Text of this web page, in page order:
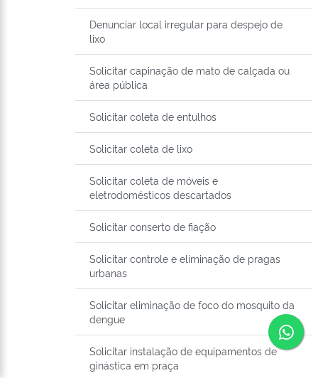
Denunciar local irregular para despejo de
lixo
Solicitar capinação de mato de calçada ou
área pública
Solicitar coleta de entulhos
Solicitar coleta de lixo
Solicitar coleta de móveis e
eletrodomésticos descartados
Solicitar conserto de fiação
Solicitar controle e eliminação de pragas
urbanas
Solicitar eliminação de foco do mosquito da
dengue
Solicitar instalação de equipamentos de
ginástica em praça